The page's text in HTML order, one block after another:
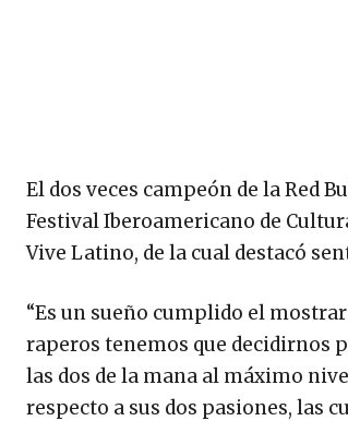
El dos veces campeón de la Red
Festival Iberoamericano de
Vive Latino, de la cual destacó
“Es un sueño cumplido el
raperos tenemos que decidirnos
las dos de la mana al máximo
respecto a sus dos pasiones, las